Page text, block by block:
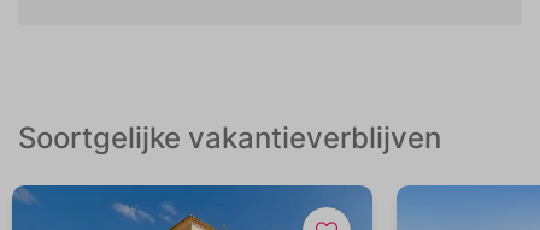
Soortgelijke vakantieverblijven